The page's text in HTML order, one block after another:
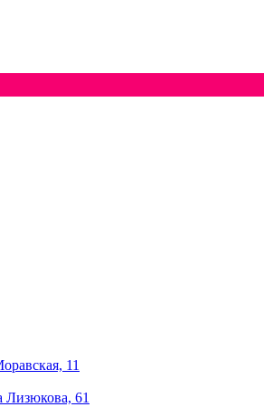
11
Лизюкова, 61